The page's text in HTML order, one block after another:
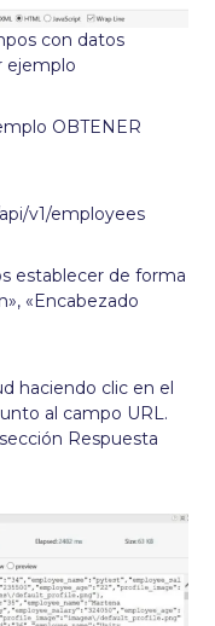
con datos
ejemplo
OBTENER
v1/employees
establecer de forma
«Encabezado
haciendo clic en el
al campo URL.
Respuesta